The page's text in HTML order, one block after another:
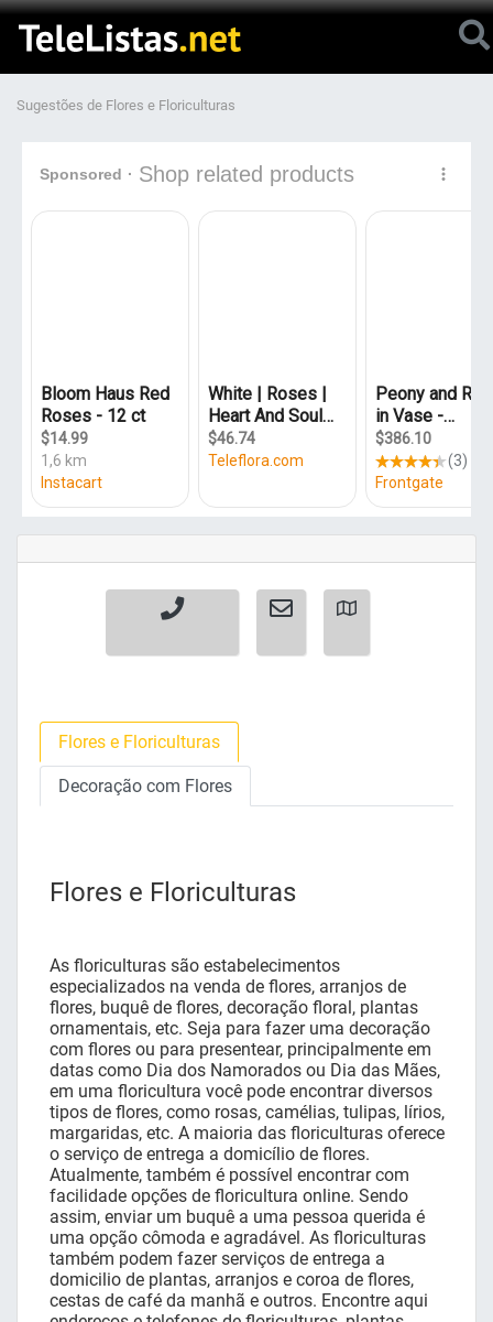
Sugestões de Flores e Floriculturas
Flores e Floriculturas
Decoração com Flores
Flores e Floriculturas
As floriculturas são estabelecimentos
especializados na venda de flores, arranjos de
flores, buquê de flores, decoração floral, plantas
ornamentais, etc. Seja para fazer uma decoração
com flores ou para presentear, principalmente em
datas como Dia dos Namorados ou Dia das Mães,
em uma floricultura você pode encontrar diversos
tipos de flores, como rosas, camélias, tulipas, lírios,
margaridas, etc. A maioria das floriculturas oferece
o serviço de entrega a domicílio de flores.
Atualmente, também é possível encontrar com
facilidade opções de floricultura online. Sendo
assim, enviar um buquê a uma pessoa querida é
uma opção cômoda e agradável. As floriculturas
também podem fazer serviços de entrega a
domicilio de plantas, arranjos e coroa de flores,
cestas de café da manhã e outros. Encontre aqui